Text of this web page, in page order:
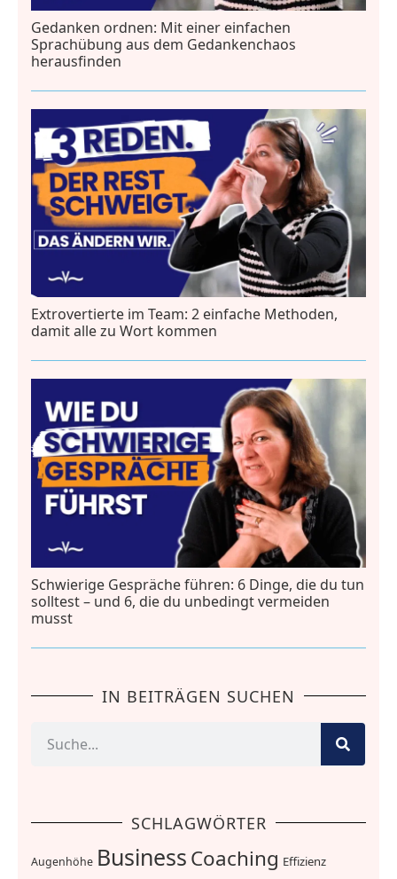
Gedanken ordnen: Mit einer einfachen
Sprachübung aus dem Gedankenchaos
herausfinden
Extrovertierte im Team: 2 einfache Methoden,
damit alle zu Wort kommen
Schwierige Gespräche führen: 6 Dinge, die du tun
solltest – und 6, die du unbedingt vermeiden
musst
IN BEITRÄGEN SUCHEN
SCHLAGWÖRTER
Augenhöhe BusinessCoaching Effizienz